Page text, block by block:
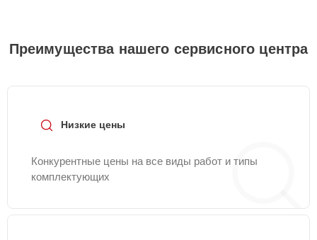
Преимущества нашего сервисного центра
Низкие цены
Конкурентные цены на все виды работ и типы
комплектующих